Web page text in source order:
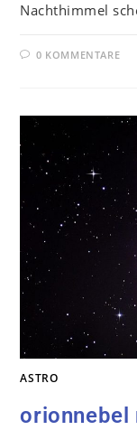
Nachthimmel
0 KOMMENTARE
ASTRO
orionnebel